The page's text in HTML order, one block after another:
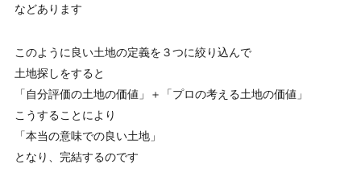
などあります
このように良い土地の定義を３つに絞り込んで
土地探しをすると
「自分評価の土地の価値」＋「プロの考える土地の価値」
こうすることにより
「本当の意味での良い土地」
となり、完結するのです